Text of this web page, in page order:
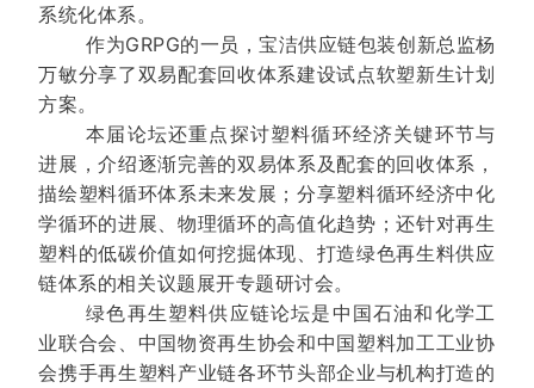
系统化体系。
作为GRPG的一员，宝洁供应链包装创新总监杨
万敏分享了双易配套回收体系建设试点软塑新生计划
方案。
本届论坛还重点探讨塑料循环经济关键环节与
进展，介绍逐渐完善的双易体系及配套的回收体系，
描绘塑料循环体系未来发展；分享塑料循环经济中化
学循环的进展、物理循环的高值化趋势；还针对再生
塑料的低碳价值如何挖掘体现、打造绿色再生料供应
链体系的相关议题展开专题研讨会。
绿色再生塑料供应链论坛是中国石油和化学工
业联合会、中国物资再生协会和中国塑料加工工业协
会携手再生塑料产业链各环节头部企业与机构打造的